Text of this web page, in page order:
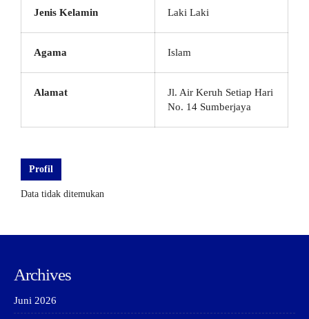
Jenis Kelamin Laki Laki
Agama Islam
Alamat
Jl. Air Keruh Setiap Hari
No. 14 Sumberjaya
Profil
Data tidak ditemukan
Archives
Juni 2026